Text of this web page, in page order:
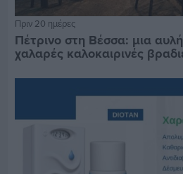
Πριν 20 ημέρες
Πέτρινο στη Βέσσα: μια
χαλαρές καλοκαιρινές